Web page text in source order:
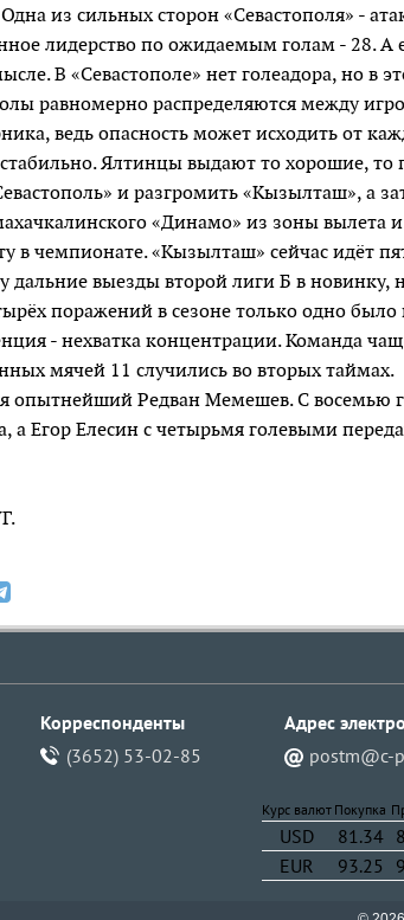
из сильных сторон «Севастополя» -
лидерство по ожидаемым голам - 28. А
В «Севастополе» нет голеадора, но в
равномерно распределяются между
ведь опасность может исходить от
Ялтинцы выдают то хорошие, то
и разгромить «Кызылташ», а
«Динамо» из зоны вылета
чемпионате. «Кызылташ» сейчас идёт
дальние выезды второй лиги Б в новинку,
поражений в сезоне только одно было
- нехватка концентрации. Команда
мячей 11 случились во вторых таймах.
опытнейший Редван Мемешев. С восемью
Егор Елесин с четырьмя голевыми
Корреспонденты
(3652) 53-02-85
Адрес
postm@c-
Курс валют Покупка
USD 81.34
EUR
93.25